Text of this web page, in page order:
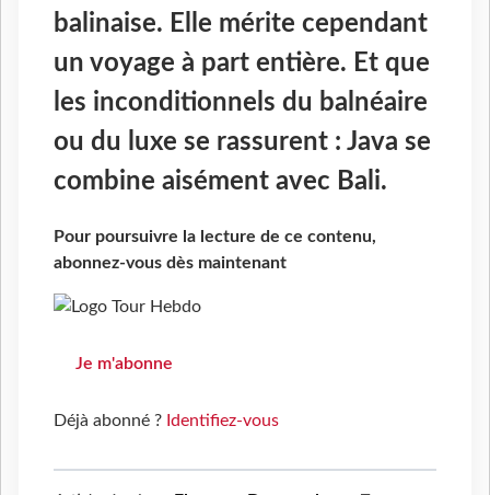
balinaise. Elle mérite cependant
un voyage à part entière. Et que
les inconditionnels du balnéaire
ou du luxe se rassurent : Java se
combine aisément avec Bali.
Pour poursuivre la lecture de ce contenu,
abonnez-vous dès maintenant
Je m'abonne
Déjà abonné ? Identifiez-vous